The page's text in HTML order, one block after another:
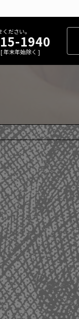
ださい。
1940
年末年始除く ]